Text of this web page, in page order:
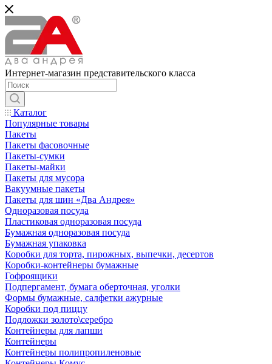
Интернет-магазин представительского класса
Каталог
Популярные товары
Пакеты
Пакеты фасовочные
Пакеты-сумки
Пакеты-майки
Пакеты для мусора
Вакуумные пакеты
Пакеты для шин «Два Андрея»
Одноразовая посуда
Пластиковая одноразовая посуда
Бумажная одноразовая посуда
Бумажная упаковка
Коробки для торта, пирожных, выпечки, десертов
Коробки-контейнеры бумажные
Гофроящики
Подпергамент, бумага оберточная, уголки
Формы бумажные, салфетки ажурные
Коробки под пиццу
Подложки золото\серебро
Контейнеры для лапши
Контейнеры
Контейнеры полипропиленовые